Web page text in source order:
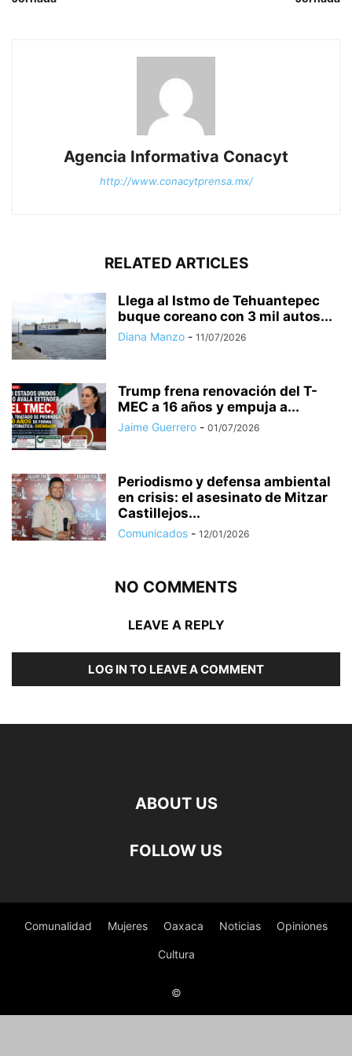
Agencia Informativa Conacyt
http://www.conacytprensa.mx/
RELATED ARTICLES
Llega al Istmo de Tehuantepec
buque coreano con 3 mil autos...
Diana Manzo - 11/07/2026
Trump frena renovación del T-
MEC a 16 años y empuja a...
Jaime Guerrero - 01/07/2026
Periodismo y defensa ambiental
en crisis: el asesinato de Mitzar
Castillejos...
Comunicados - 12/01/2026
NO COMMENTS
LEAVE A REPLY
LOG IN TO LEAVE A COMMENT
ABOUT US
FOLLOW US
Comunalidad Mujeres Oaxaca Noticias Opiniones
Cultura
©